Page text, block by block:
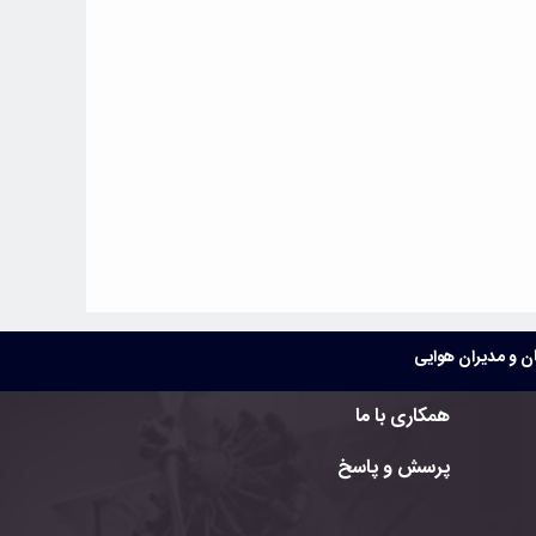
و مدیران هوایی
همکاری با ما
پرسش و پاسخ